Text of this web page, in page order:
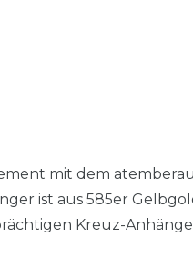
mit dem
ist aus 585er
Kreuz-